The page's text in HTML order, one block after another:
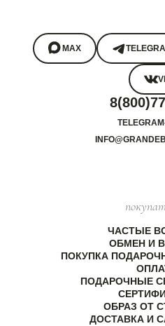
MAX
ЧАСТЫЕ
ОБМЕН И
ПОКУПКА
ПОДАРОЧНЫЕ
ОБРАЗ ОТ
ДОСТАВКА И